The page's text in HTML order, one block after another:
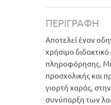
ΠΕΡΙΓΡΑΦΉ
Αποτελεί έναν
χρήσιμο
πληροφόρησης.
προσχολικής και
γιορτή χαράς,
συνύπαρξη των